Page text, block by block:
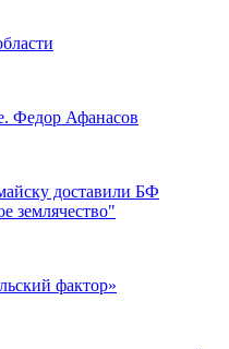
Федор Афанасов
доставили БФ
землячество"
фактор»